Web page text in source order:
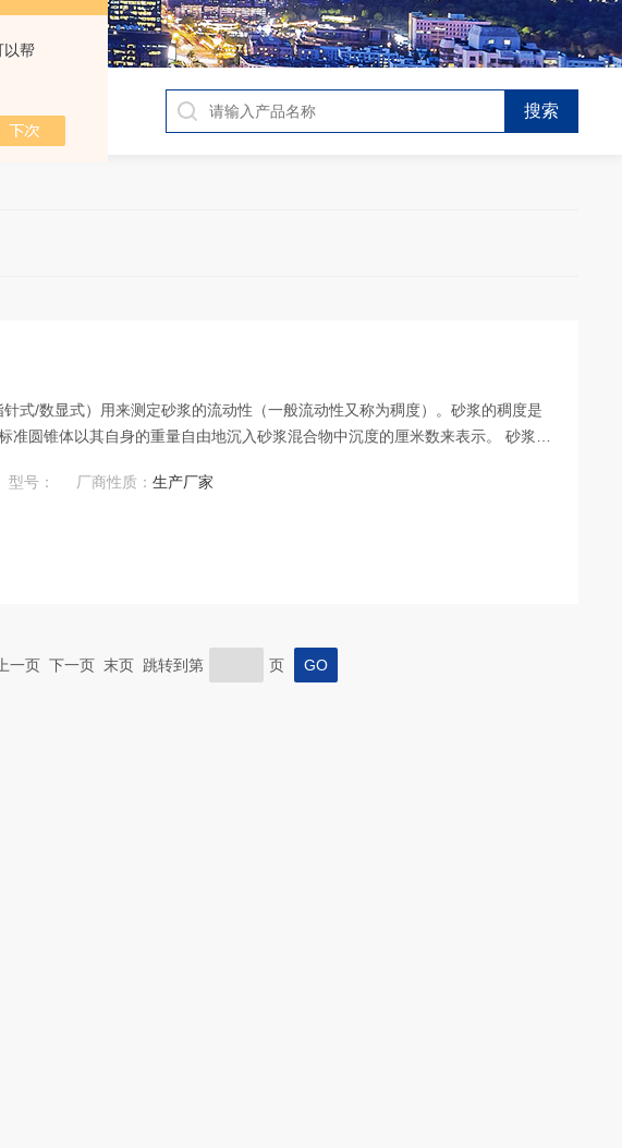
以帮
式/数显式）用来测定砂浆的流动性（一般流动性又称为稠度）。砂浆的稠度是
准圆锥体以其自身的重量自由地沉入砂浆混合物中沉度的厘米数来表示。 砂浆稠
型号： 厂商性质：生产厂家
一页 下一页 末页 跳转到第 页